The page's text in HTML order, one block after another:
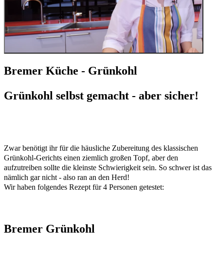
Bremer Küche - Grünkohl
Grünkohl selbst gemacht - aber sicher!
Zwar benötigt ihr für die häusliche Zubereitung des klassischen
Grünkohl-Gerichts einen ziemlich großen Topf, aber den
aufzutreiben sollte die kleinste Schwierigkeit sein. So schwer ist das
nämlich gar nicht - also ran an den Herd!
Wir haben folgendes Rezept für 4 Personen getestet:
Bremer Grünkohl